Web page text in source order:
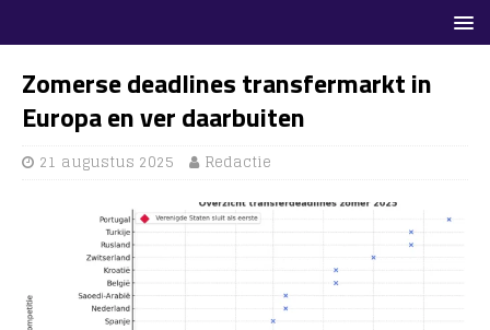
Zomerse deadlines transfermarkt in
Europa en ver daarbuiten
21 augustus 2025 Redactie